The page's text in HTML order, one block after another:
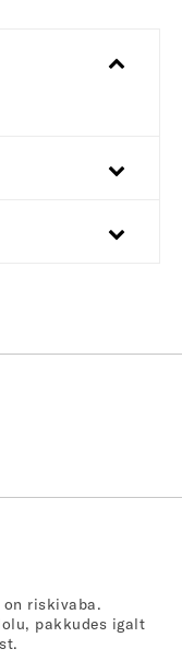
riskivaba.
pakkudes igalt